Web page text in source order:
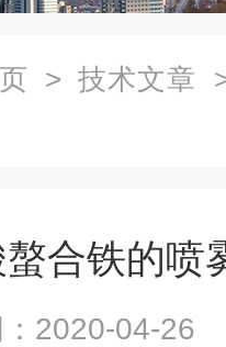
> 技术文章
合铁的喷
：2020-04-